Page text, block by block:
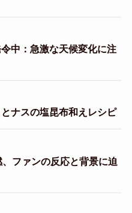
中：急激な天候変化に注
ナスの塩昆布和えレシピ
ファンの反応と背景に迫